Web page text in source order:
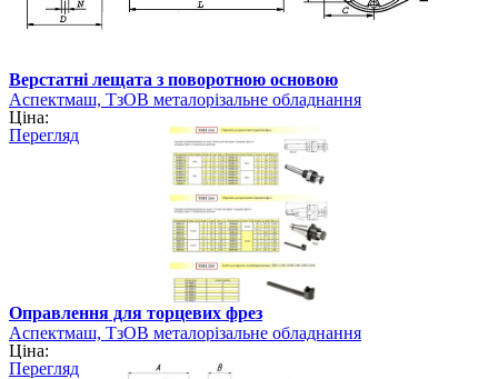
Верстатні лещата з поворотною основою
Аспектмаш, ТзОВ металорізальне обладнання
Ціна:
Перегляд
Оправлення для торцевих фрез
Аспектмаш, ТзОВ металорізальне обладнання
Ціна:
Перегляд